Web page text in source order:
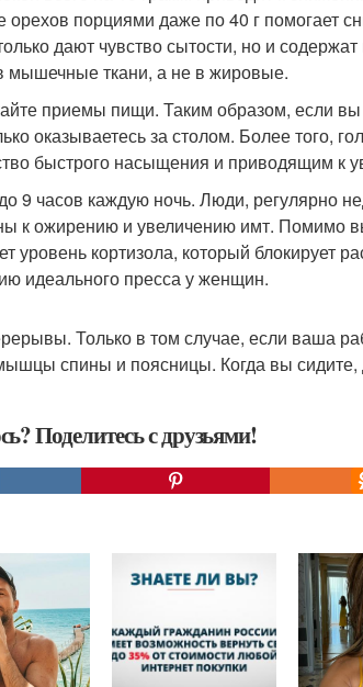
орехов порциями даже по 40 г помогает
дают чувство сытости, но и
мышечные ткани, а не в жировые.
приемы пищи. Таким образом, если
оказываетесь за столом. Более того,
быстрого насыщения и приводящим к
9 часов каждую ночь. Люди, регулярно
к ожирению и увеличению имт. Помимо
уровень кортизола, который блокирует
идеального пресса у женщин.
Только в том случае, если ваша
спины и поясницы. Когда вы
Поделитесь с друзьями!